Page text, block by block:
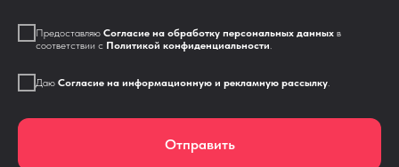
Предоставляю Согласие на обработку персональных данных в
соответствии с Политикой конфиденциальности
Даю Согласие на информационную и рекламную рассылку
Отправить